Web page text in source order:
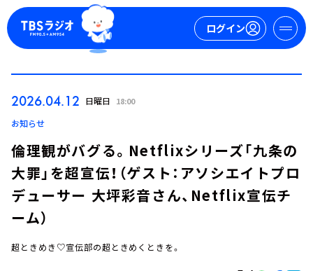
ログイン
今日の番組表
2026.04.12 日曜日 18:00
お知らせ
倫理観がバグる。Netflixシリーズ「九条の
大罪」を超宣伝！（ゲスト：アソシエイトプロ
デューサー 大坪彩音さん、Netflix宣伝チ
ーム）
超ときめき♡宣伝部の超ときめくときを。